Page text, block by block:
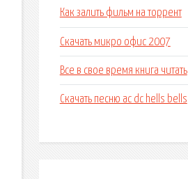
Как залить фильм на торрент
Скачать микро офис 2007
Все в свое время книга читать
Скачать песню ac dc hells bells